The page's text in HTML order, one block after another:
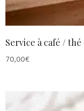
Service à café / thé
70,00€